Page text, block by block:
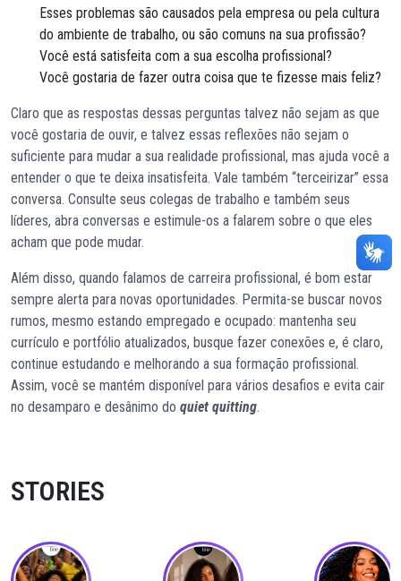
Esses problemas são causados pela empresa ou pela cultura
do ambiente de trabalho, ou são comuns na sua profissão?
Você está satisfeita com a sua escolha profissional?
Você gostaria de fazer outra coisa que te fizesse mais feliz?
Claro que as respostas dessas perguntas talvez não sejam as que
você gostaria de ouvir, e talvez essas reflexões não sejam o
suficiente para mudar a sua realidade profissional, mas ajuda você a
entender o que te deixa insatisfeita. Vale também “terceirizar” essa
conversa. Consulte seus colegas de trabalho e também seus
líderes, abra conversas e estimule-os a falarem sobre o que eles
acham que pode mudar.
Além disso, quando falamos de carreira profissional, é bom estar
sempre alerta para novas oportunidades. Permita-se buscar novos
rumos, mesmo estando empregado e ocupado: mantenha seu
currículo e portfólio atualizados, busque fazer conexões e, é claro,
continue estudando e melhorando a sua formação profissional.
Assim, você se mantém disponível para vários desafios e evita cair
no desamparo e desânimo do quiet quitting.
STORIES